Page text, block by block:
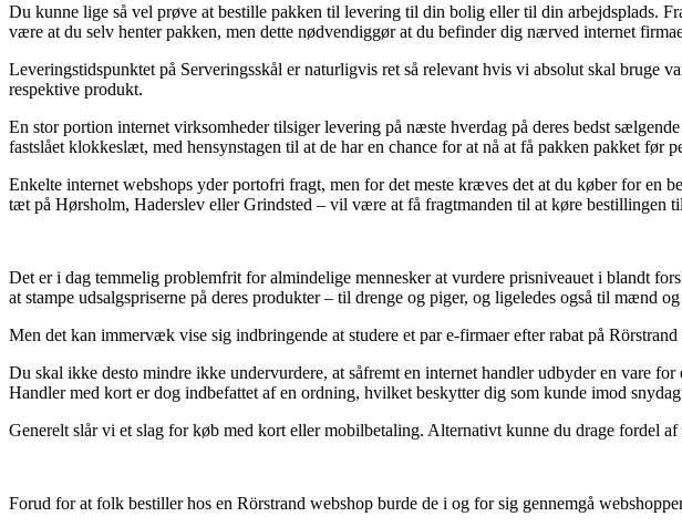
Du kunne lige så vel prøve at bestille pakken til levering til din bolig eller til din arbejdsplads.
være at du selv henter pakken, men dette nødvendiggør at du befinder dig nærved internet
Leveringstidspunktet på Serveringsskål er naturligvis ret så relevant hvis vi absolut skal bruge
respektive produkt.
En stor portion internet virksomheder tilsiger levering på næste hverdag på deres bedst
fastslået klokkeslæt, med hensynstagen til at de har en chance for at nå at få pakken pakket før
Enkelte internet webshops yder portofri fragt, men for det meste kræves det at du køber for
tæt på Hørsholm, Haderslev eller Grindsted – vil være at få fragtmanden til at køre bestillingen
Det er i dag temmelig problemfrit for almindelige mennesker at vurdere prisniveauet i blandt
at stampe udsalgspriserne på deres produkter – til drenge og piger, og ligeledes også til mænd
Men det kan immervæk vise sig indbringende at studere et par e-firmaer efter rabat på
Du skal ikke desto mindre ikke undervurdere, at såfremt en internet handler udbyder en vare
Handler med kort er dog indbefattet af en ordning, hvilket beskytter dig som kunde imod
Generelt slår vi et slag for køb med kort eller mobilbetaling. Alternativt kunne du drage fordel
Forud for at folk bestiller hos en Rörstrand webshop burde de i og for sig gennemgå